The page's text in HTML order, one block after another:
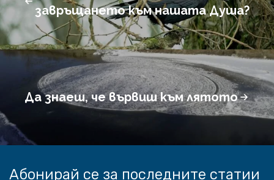
завръщането към нашата Душа?
Да знаеш, че вървиш към лятото
Абонирай се за последните статии